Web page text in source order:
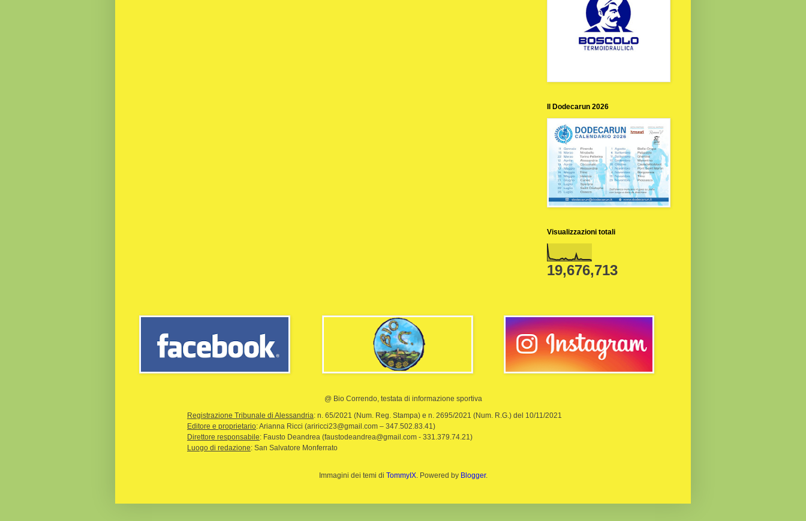
Il Dodecarun 2026
Visualizzazioni totali
19,676,713
@ Bio Correndo, testata di informazione sportiva
Registrazione Tribunale di Alessandria: n. 65/2021 (Num. Reg. Stampa) e n. 2695/2021 (Num. R.G.) del 10/11/2021
Editore e proprietario: Arianna Ricci (ariricci23@gmail.com – 347.502.83.41)
Direttore responsabile: Fausto Deandrea (faustodeandrea@gmail.com - 331.379.74.21)
Luogo di redazione: San Salvatore Monferrato
Immagini dei temi di TommyIX. Powered by Blogger.